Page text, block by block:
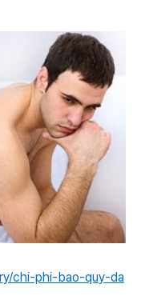
chi-phi-bao-quy-da